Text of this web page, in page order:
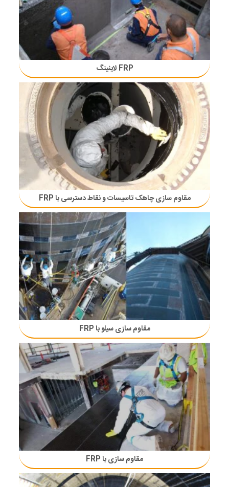
FRP لاینینگ
مقاوم سازی چاهک تاسیسات و نقاط دسترسی با FRP
مقاوم سازی سیلو با FRP
مقاوم سازی با FRP